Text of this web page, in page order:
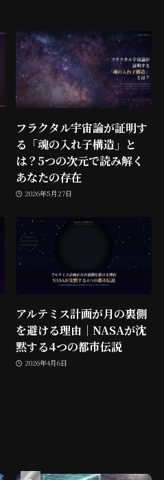
フラクタル宇宙論が証明す
る「魂の入れ子構造」と
は？5つの次元で読み解く
あなたの存在
2026年5月27日
アルテミス計画が月の裏側
を避ける理由｜NASAが沈
黙する4つの都市伝説
2026年4月6日